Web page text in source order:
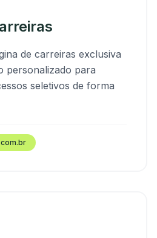
de carreiras exclusiva
personalizado para
seletivos de forma